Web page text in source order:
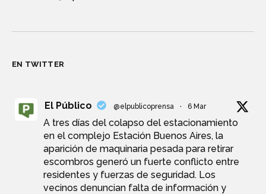
EN TWITTER
El Público @elpublicoprensa · 6 Mar
A tres días del colapso del estacionamiento
en el complejo Estación Buenos Aires, la
aparición de maquinaria pesada para retirar
escombros generó un fuerte conflicto entre
residentes y fuerzas de seguridad. Los
vecinos denuncian falta de información y